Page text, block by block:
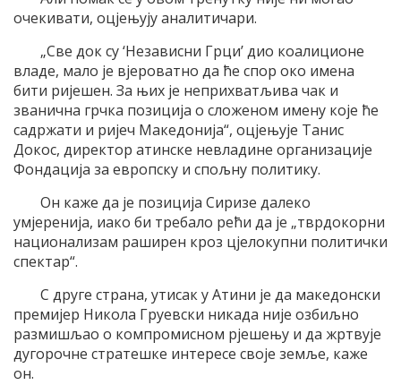
очекивати, оцјењују аналитичари.
„Све док су ‘Независни Грци’ дио коалиционе
владе, мало је вјероватно да ће спор око имена
бити ријешен. За њих је неприхватљива чак и
званична грчка позиција о сложеном имену које ће
садржати и ријеч Македонија“, оцјењује Танис
Докос, директор атинске невладине организације
Фондација за европску и спољну политику.
Он каже да је позиција Сиризе далеко
умјеренија, иако би требало рећи да је „тврдокорни
национализам раширен кроз цјелокупни политички
спектар“.
С друге страна, утисак у Атини је да македонски
премијер Никола Груевски никада није озбиљно
размишљао о компромисном рјешењу и да жртвује
дугорочне стратешке интересе своје земље, каже
он.